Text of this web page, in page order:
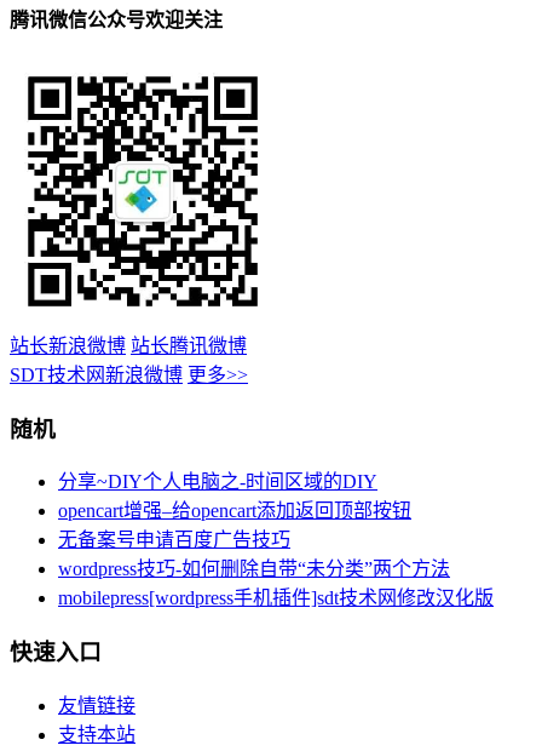
腾讯微信公众号欢迎关注
站长新浪微博 站长腾讯微博
SDT技术网新浪微博 更多>>
随机
分享~DIY个人电脑之-时间区域的DIY
opencart增强–给opencart添加返回顶部按钮
无备案号申请百度广告技巧
wordpress技巧-如何删除自带“未分类”两个方法
mobilepress[wordpress手机插件]sdt技术网修改汉化版
快速入口
友情链接
支持本站